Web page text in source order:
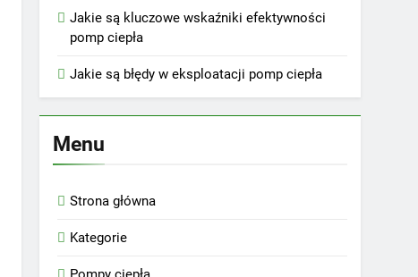
Jakie są kluczowe wskaźniki efektywności
pomp ciepła
Jakie są błędy w eksploatacji pomp ciepła
Menu
Strona główna
Kategorie